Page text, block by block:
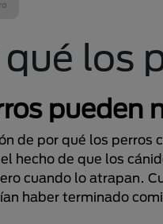
los
pueden
de por qué los perros
hecho de que los
cuando lo atrapan.
haber terminado